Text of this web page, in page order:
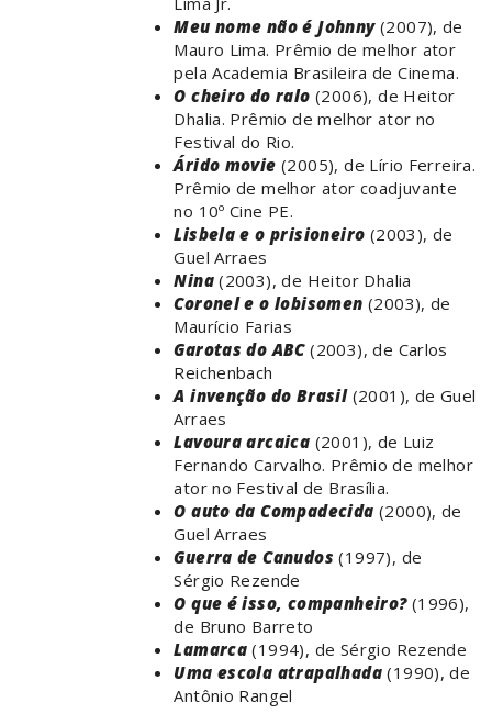
Meu nome não é Johnny(2007), de
Mauro Lima. Prêmio de melhor ator
pela Academia Brasileira de Cinema.
O cheiro do ralo (2006), de Heitor
Dhalia. Prêmio de melhor ator no
Festival do Rio.
Árido movie (2005), de Lírio Ferreira.
Prêmio de melhor ator coadjuvante
no 10º Cine PE.
Lisbela e o prisioneiro (2003), de
Guel Arraes
Nina(2003), de Heitor Dhalia
Coronel e o lobisomen (2003), de
Maurício Farias
Garotas do ABC(2003), de Carlos
Reichenbach
A invenção do Brasil(2001), de Guel
Arraes
Lavoura arcaica (2001), de Luiz
Fernando Carvalho. Prêmio de melhor
ator no Festival de Brasília.
O auto da Compadecida (2000), de
Guel Arraes
Guerra de Canudos (1997), de
Sérgio Rezende
O que é isso, companheiro?(1996),
de Bruno Barreto
Lamarca (1994), de Sérgio Rezende
Uma escola atrapalhada(1990), de
Antônio Rangel